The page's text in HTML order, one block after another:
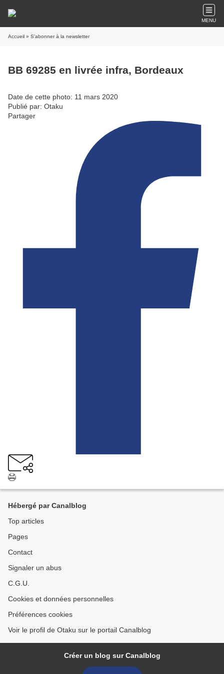
MENU
Accueil » S'abonner à la newsletter
BB 69285 en livrée infra, Bordeaux
Date de cette photo: 11 mars 2020
Publié par: Otaku
Partager
Hébergé par Canalblog
Top articles
Pages
Contact
Signaler un abus
C.G.U.
Cookies et données personnelles
Préférences cookies
Voir le profil de Otaku sur le portail Canalblog
Créer un blog sur Canalblog